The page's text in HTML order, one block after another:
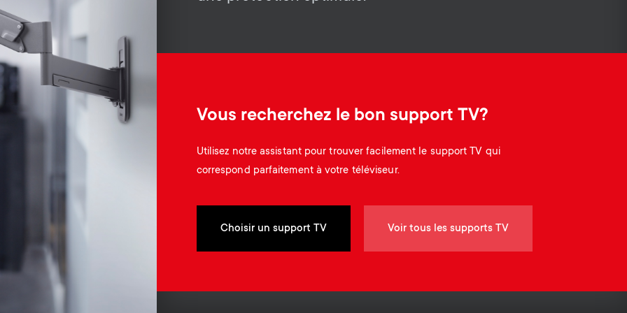
n
a
r
y
p
r
Supports pour barre de son
n
a
y
s
u
Vous recherchez le bon support TV?
Utilisez notre assistant pour trouver facilement le support TV qui
correspond parfaitement à votre téléviseur.
Choisir un support TV Voir tous les supports TV